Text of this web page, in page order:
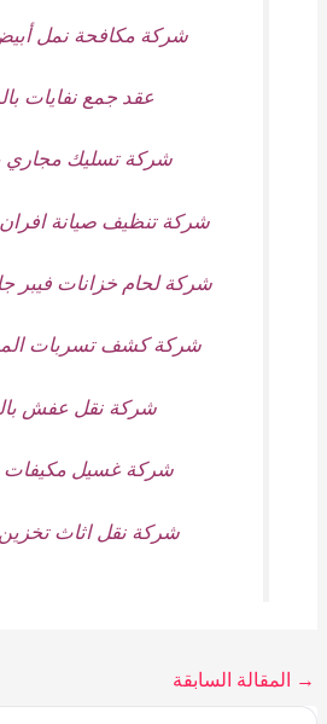
شركة مكافحة نمل
عقد جمع نفايات
شركة تسليك مجاري
شركة تنظيف صيانة افران
شركة لحام خزانات فيبر
شركة كشف تسربات
شركة نقل عفش
شركة غسيل مكيفات
شركة نقل اثاث
→ المقالة السابقة